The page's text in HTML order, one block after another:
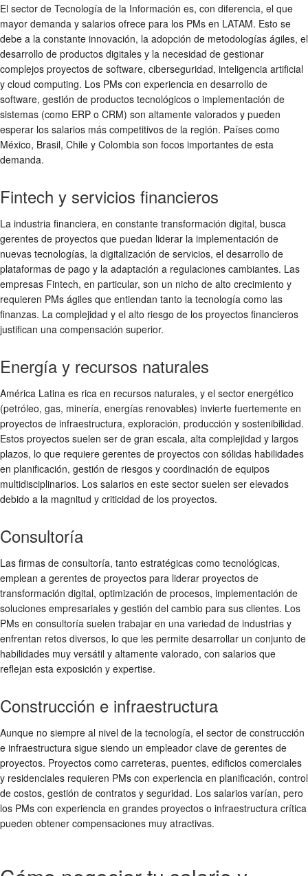
El sector de Tecnología de la Información es, con diferencia, el que
mayor demanda y salarios ofrece para los PMs en LATAM. Esto se
debe a la constante innovación, la adopción de metodologías ágiles, el
desarrollo de productos digitales y la necesidad de gestionar
complejos proyectos de software, ciberseguridad, inteligencia artificial
y cloud computing. Los PMs con experiencia en desarrollo de
software, gestión de productos tecnológicos o implementación de
sistemas (como ERP o CRM) son altamente valorados y pueden
esperar los salarios más competitivos de la región. Países como
México, Brasil, Chile y Colombia son focos importantes de esta
demanda.
Fintech y servicios financieros
La industria financiera, en constante transformación digital, busca
gerentes de proyectos que puedan liderar la implementación de
nuevas tecnologías, la digitalización de servicios, el desarrollo de
plataformas de pago y la adaptación a regulaciones cambiantes. Las
empresas Fintech, en particular, son un nicho de alto crecimiento y
requieren PMs ágiles que entiendan tanto la tecnología como las
finanzas. La complejidad y el alto riesgo de los proyectos financieros
justifican una compensación superior.
Energía y recursos naturales
América Latina es rica en recursos naturales, y el sector energético
(petróleo, gas, minería, energías renovables) invierte fuertemente en
proyectos de infraestructura, exploración, producción y sostenibilidad.
Estos proyectos suelen ser de gran escala, alta complejidad y largos
plazos, lo que requiere gerentes de proyectos con sólidas habilidades
en planificación, gestión de riesgos y coordinación de equipos
multidisciplinarios. Los salarios en este sector suelen ser elevados
debido a la magnitud y criticidad de los proyectos.
Consultoría
Las firmas de consultoría, tanto estratégicas como tecnológicas,
emplean a gerentes de proyectos para liderar proyectos de
transformación digital, optimización de procesos, implementación de
soluciones empresariales y gestión del cambio para sus clientes. Los
PMs en consultoría suelen trabajar en una variedad de industrias y
enfrentan retos diversos, lo que les permite desarrollar un conjunto de
habilidades muy versátil y altamente valorado, con salarios que
reflejan esta exposición y expertise.
Construcción e infraestructura
Aunque no siempre al nivel de la tecnología, el sector de construcción
e infraestructura sigue siendo un empleador clave de gerentes de
proyectos. Proyectos como carreteras, puentes, edificios comerciales
y residenciales requieren PMs con experiencia en planificación, control
de costos, gestión de contratos y seguridad. Los salarios varían, pero
los PMs con experiencia en grandes proyectos o infraestructura crítica
pueden obtener compensaciones muy atractivas.